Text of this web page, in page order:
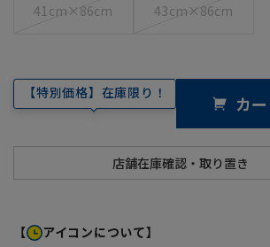
41cm×86cm 43cm×86cm
【特別価格】在庫限り！ カ
【 アイコンについて】